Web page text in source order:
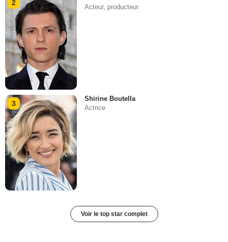
2
Acteur, producteur
3
Shirine Boutella
Actrice
Voir le top star complet